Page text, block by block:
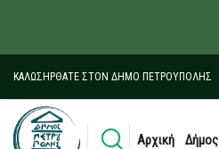
ΚΑΛΩΣΉΡΘΑΤΕ ΣΤΟΝ ΔΉΜΟ ΠΕΤΡΟΎΠΟΛΗΣ
Αρχική Δήμος